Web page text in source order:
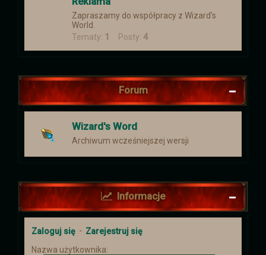
Zapraszamy do współpracy z Wizard's
World.
Tematy: 1 Posty: 4
Forum
Wizard's Word
Archiwum wcześniejszej wersji
Informacje
Zaloguj się • Zarejestruj się
Nazwa użytkownika: